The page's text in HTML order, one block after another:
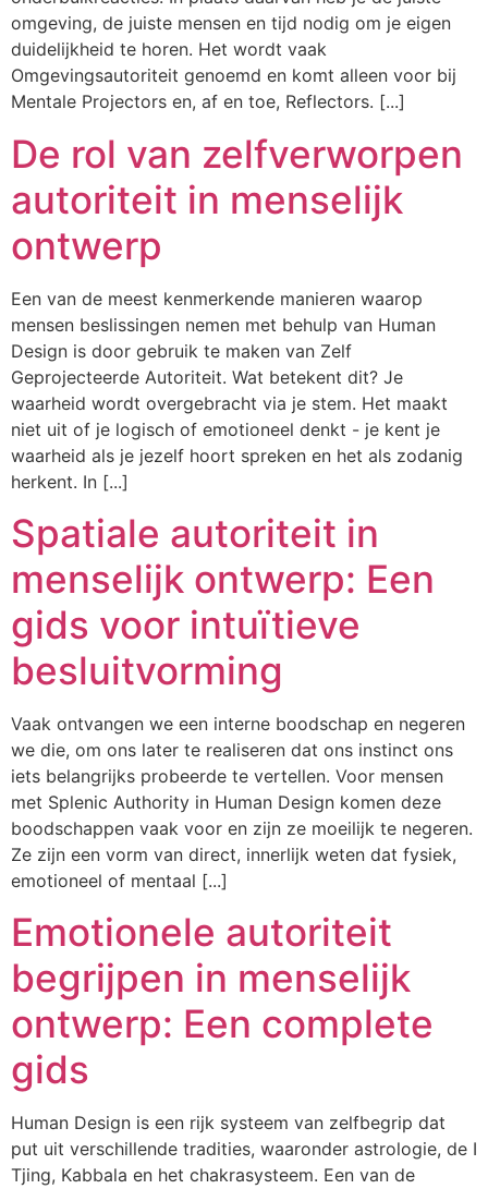
omgeving, de juiste mensen en tijd nodig om je eigen
duidelijkheid te horen. Het wordt vaak
Omgevingsautoriteit genoemd en komt alleen voor bij
Mentale Projectors en, af en toe, Reflectors. [...]
De rol van zelfverworpen
autoriteit in menselijk
ontwerp
Een van de meest kenmerkende manieren waarop
mensen beslissingen nemen met behulp van Human
Design is door gebruik te maken van Zelf
Geprojecteerde Autoriteit. Wat betekent dit? Je
waarheid wordt overgebracht via je stem. Het maakt
niet uit of je logisch of emotioneel denkt - je kent je
waarheid als je jezelf hoort spreken en het als zodanig
herkent. In [...]
Spatiale autoriteit in
menselijk ontwerp: Een
gids voor intuïtieve
besluitvorming
Vaak ontvangen we een interne boodschap en negeren
we die, om ons later te realiseren dat ons instinct ons
iets belangrijks probeerde te vertellen. Voor mensen
met Splenic Authority in Human Design komen deze
boodschappen vaak voor en zijn ze moeilijk te negeren.
Ze zijn een vorm van direct, innerlijk weten dat fysiek,
emotioneel of mentaal [...]
Emotionele autoriteit
begrijpen in menselijk
ontwerp: Een complete
gids
Human Design is een rijk systeem van zelfbegrip dat
put uit verschillende tradities, waaronder astrologie, de I
Tjing, Kabbala en het chakrasysteem. Een van de